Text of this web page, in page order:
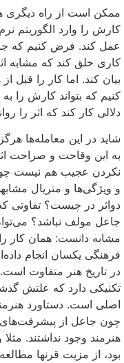
ممکن است از راه دیگری
کارش را وارد الگوریتم
عمل کند. فرض کنیم که
کاری خلق کند که مشابه
بیان کند. اما کار را قبل
کنیم که بتواند کارش را به
دلالی کار کند که اثر را
شاید در این معامله­‌ها
به این وقاحت و صراحت
نکردن عجیب هم نیست
و ویژگی­‌ها و متریال
دواثر در چیست؟ تفاوتی
جاعل مولف نباشد؟
مشابه دانست: همان کار
فرهنگی یکسان انجام
در تاریخ هنر متفاوت
تکنیکی دارد که علتش
اصلی است. دستاورد
چون جاعل از
هنرمند وجود نداشتند.
بود، از مزیت قرن­ها